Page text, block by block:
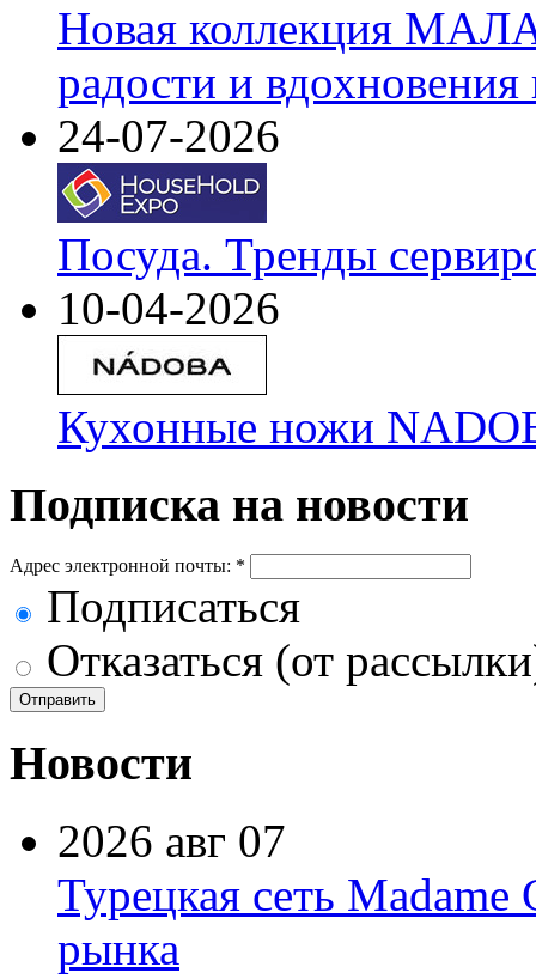
Новая коллекция
радости и
24-07-2026
Посуда. Тренды
10-04-2026
Кухонные ножи
Подписка на новости
Адрес электронной почты: *
Подписаться
Отказаться (от
Новости
2026 авг 07
Турецкая сеть Madame
рынка